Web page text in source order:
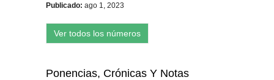
Publicado: ago 1, 2023
Ver todos los números
Ponencias, Crónicas Y Notas